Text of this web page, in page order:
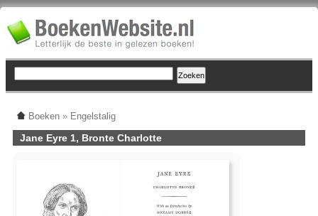
Boeken » Engelstalig
Jane Eyre 1, Bronte Charlotte